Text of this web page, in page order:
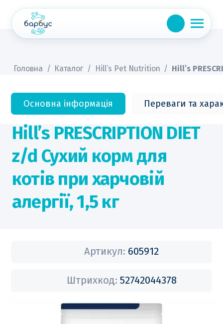
content
Головна / Каталог / Hill’s Pet Nutrition / Hill’s
Основна інформація Переваги та
Hill’s PRESCRIPTION DIET
z/d Сухий корм для
котів при харчовій
алергії, 1,5 кг
Артикул: 605912
Штрихкод: 52742044378